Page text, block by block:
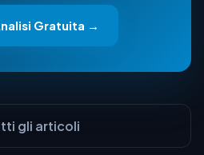
Gratuita →
gli articoli